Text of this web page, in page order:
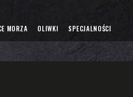
MORZA OLIWKI SPECJALNOŚCI